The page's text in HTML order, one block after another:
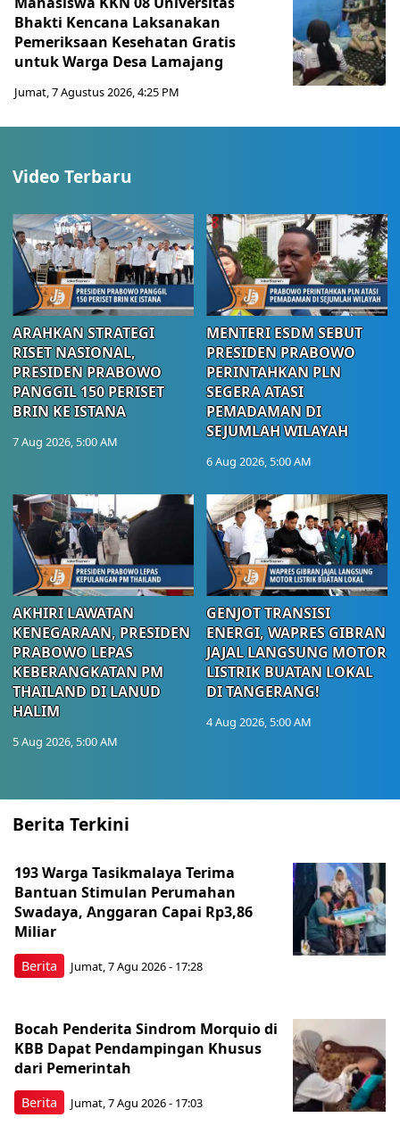
Bhakti Kencana Laksanakan
Pemeriksaan Kesehatan Gratis
untuk Warga Desa Lamajang
Jumat, 7 Agustus 2026, 4:25 PM
Video Terbaru
ARAHKAN STRATEGI
RISET NASIONAL,
PRESIDEN PRABOWO
PANGGIL 150 PERISET
BRIN KE ISTANA
7 Aug 2026, 5:00 AM
MENTERI ESDM SEBUT
PRESIDEN PRABOWO
PERINTAHKAN PLN
SEGERA ATASI
PEMADAMAN DI
SEJUMLAH WILAYAH
6 Aug 2026, 5:00 AM
AKHIRI LAWATAN
KENEGARAAN, PRESIDEN
PRABOWO LEPAS
KEBERANGKATAN PM
THAILAND DI LANUD
HALIM
5 Aug 2026, 5:00 AM
GENJOT TRANSISI
ENERGI, WAPRES GIBRAN
JAJAL LANGSUNG MOTOR
LISTRIK BUATAN LOKAL
DI TANGERANG!
4 Aug 2026, 5:00 AM
Berita Terkini
Berita
193 Warga Tasikmalaya Terima
Bantuan Stimulan Perumahan
Swadaya, Anggaran Capai Rp3,86
Miliar
Jumat, 7 Agu 2026 - 17:28
Berita
Bocah Penderita Sindrom Morquio di
KBB Dapat Pendampingan Khusus
dari Pemerintah
Jumat, 7 Agu 2026 - 17:03